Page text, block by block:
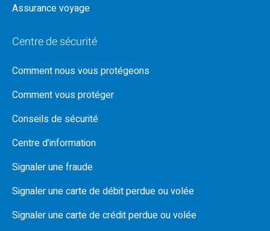
Assurance voyage
Centre de sécurité
Comment nous vous protégeons
Comment vous protéger
Conseils de sécurité
Centre d’information
Signaler une fraude
Signaler une carte de débit perdue ou volée
Signaler une carte de crédit perdue ou volée